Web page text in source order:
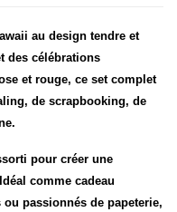
au design tendre et
des célébrations
et rouge, ce set complet
de scrapbooking, de
pour créer une
comme cadeau
passionnés de papeterie,